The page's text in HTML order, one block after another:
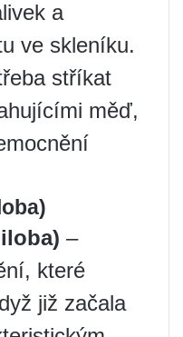
a
ve skleníku.
stříkat
měď,
–
které
již začala